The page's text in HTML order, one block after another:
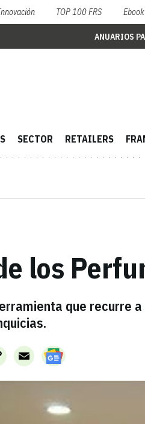
TOP 100 FRS
ANUARIOS
SECTOR RETAILERS
los
que recurre
Copy
Link
Email